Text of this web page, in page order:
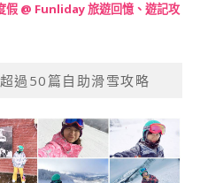
假 @ Funliday 旅遊回憶、遊記攻
過50篇自助滑雪攻略